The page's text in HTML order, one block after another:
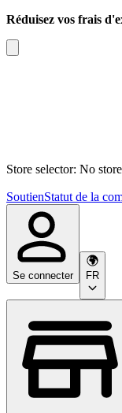
Réduisez vos frais
Store selector: No
SoutienStatut de la
Se connecter FR